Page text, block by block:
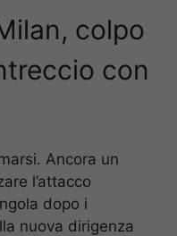
colpo
con
Ancora un
l’attacco
dopo i
nuova dirigenza